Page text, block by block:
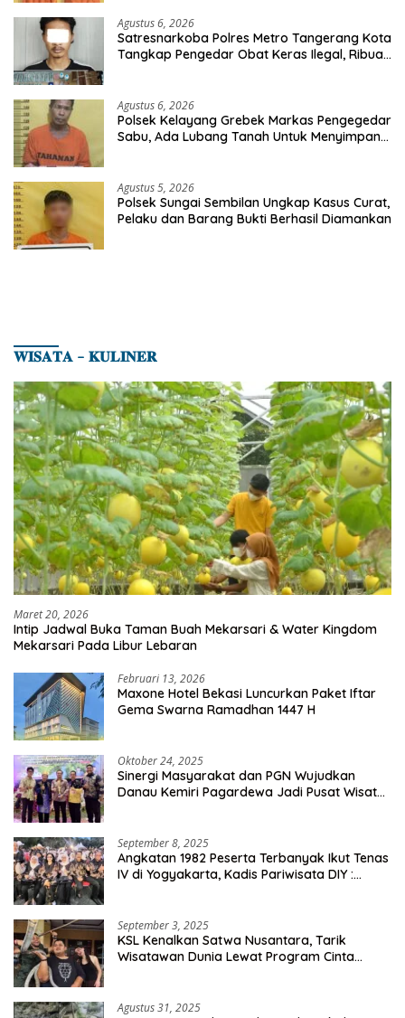
Agustus 6, 2026
Satresnarkoba Polres Metro Tangerang Kota
Tangkap Pengedar Obat Keras Ilegal, Ribuan
Agustus 6, 2026
Polsek Kelayang Grebek Markas Pengegedar
Sabu, Ada Lubang Tanah Untuk Menyimpan
Agustus 5, 2026
Polsek Sungai Sembilan Ungkap Kasus Curat,
Pelaku dan Barang Bukti Berhasil Diamankan
𝐖𝐈𝐒𝐀𝐓𝐀 – 𝐊𝐔𝐋𝐈𝐍𝐄𝐑
Maret 20, 2026
Intip Jadwal Buka Taman Buah Mekarsari & Water Kingdom
Mekarsari Pada Libur Lebaran
Februari 13, 2026
Maxone Hotel Bekasi Luncurkan Paket Iftar
Gema Swarna Ramadhan 1447 H
Oktober 24, 2025
Sinergi Masyarakat dan PGN Wujudkan
Danau Kemiri Pagardewa Jadi Pusat Wisata
September 8, 2025
Angkatan 1982 Peserta Terbanyak Ikut Tenas
IV di Yogyakarta, Kadis Pariwisata DIY :
September 3, 2025
KSL Kenalkan Satwa Nusantara, Tarik
Wisatawan Dunia Lewat Program Cinta
Agustus 31, 2025